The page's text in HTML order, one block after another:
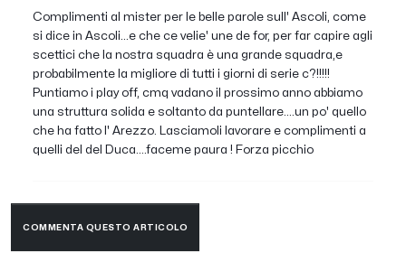
Complimenti al mister per le belle parole sull' Ascoli, come
si dice in Ascoli...e che ce velie' une de for, per far capire agli
scettici che la nostra squadra è una grande squadra,e
probabilmente la migliore di tutti i giorni di serie c?!!!!!
Puntiamo i play off, cmq vadano il prossimo anno abbiamo
una struttura solida e soltanto da puntellare....un po' quello
che ha fatto l' Arezzo. Lasciamoli lavorare e complimenti a
quelli del del Duca....faceme paura ! Forza picchio
COMMENTA QUESTO ARTICOLO